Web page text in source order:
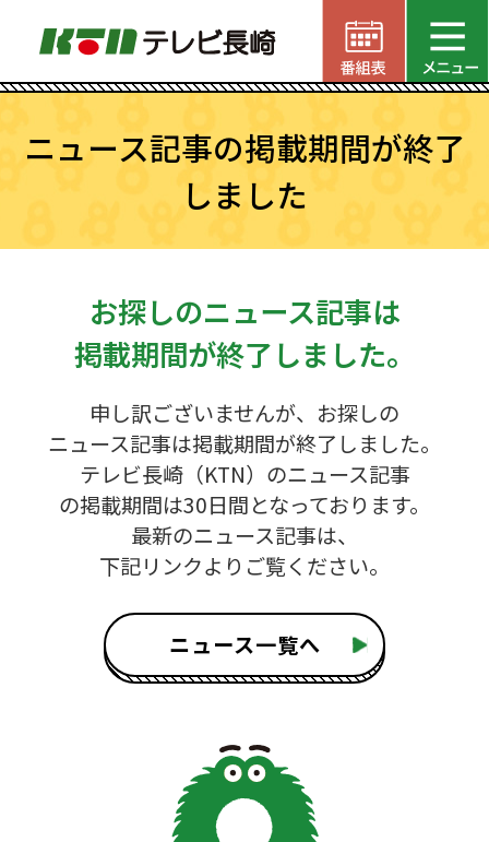
ニュース記事の掲載期間が終了
しました
お探しのニュース記事は
掲載期間が終了しました。
申し訳ございませんが、お探しの
ニュース記事は掲載期間が終了しました。
テレビ長崎（KTN）のニュース記事
の掲載期間は30日間となっております。
最新のニュース記事は、
下記リンクよりご覧ください。
ニュース一覧へ